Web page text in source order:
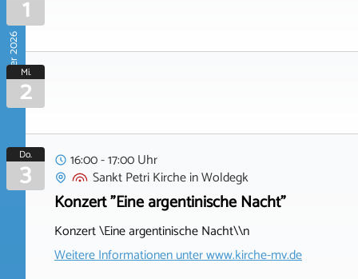
September 2026
1
Mi.
2
Do.
3
16:00 - 17:00 Uhr
Sankt Petri KircheinWoldegk
Konzert "Eine argentinische Nacht"
Konzert \Eine argentinische Nacht\\n
Weitere Informationen unterwww.kirche-mv.de